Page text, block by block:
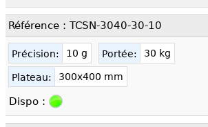
Référence : TCSN-3040-30-10
Précision: 10 g Portée: 30 kg
Plateau: 300x400 mm
Dispo :